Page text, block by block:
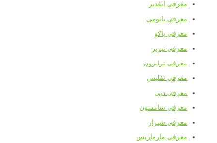
معرفی ایغدیر
معرفی باتومی
معرفی باکو
معرفی تبریز
معرفی ترابزون
معرفی تفلیس
معرفی دبی
معرفی سامسون
معرفی شیراز
معرفی مارماریس